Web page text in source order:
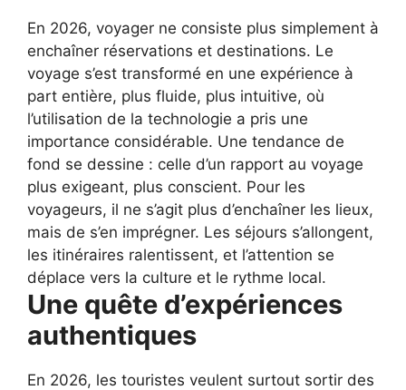
En 2026, voyager ne consiste plus simplement à
enchaîner réservations et destinations. Le
voyage s’est transformé en une expérience à
part entière, plus fluide, plus intuitive, où
l’utilisation de la technologie a pris une
importance considérable. Une tendance de
fond se dessine : celle d’un rapport au voyage
plus exigeant, plus conscient. Pour les
voyageurs, il ne s’agit plus d’enchaîner les lieux,
mais de s’en imprégner. Les séjours s’allongent,
les itinéraires ralentissent, et l’attention se
déplace vers la culture et le rythme local.
Une quête d’expériences
authentiques
En 2026, les touristes veulent surtout sortir des